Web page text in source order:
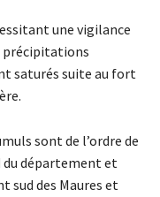
une vigilance
précipitations
saturés suite au fort
sont de l’ordre de
du département et
sud des Maures et